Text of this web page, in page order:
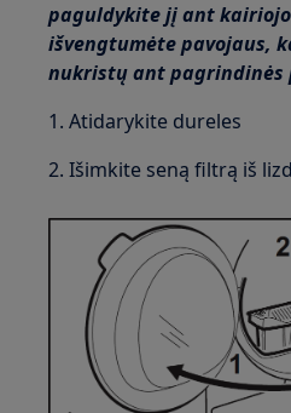
paguldykite jį ant
išvengtumėte pavojaus,
nukristų ant pagrindinės
1. Atidarykite dureles
2. Išimkite seną filtrą iš